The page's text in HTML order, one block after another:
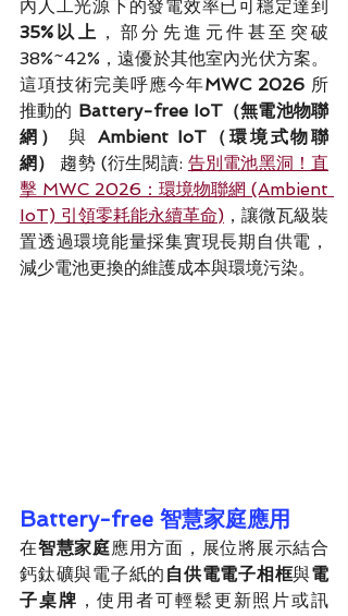
內人工光源下的發電效率已可穩定達到
35%以上 ，部分先進元件甚至突破
38%~42%，遠優於其他室內光伏方案。
這項技術完美呼應今年MWC 2026 所
推動的 Battery-free IoT（無電池物聯
網）
與 Ambient IoT（環境式物聯
網）
趨勢 (衍生閱讀: 告別電池黑洞！直
擊 MWC 2026：環境物聯網 (Ambient
IoT) 引領零耗能永續革命) ，讓微瓦級裝
置透過環境能量採集實現長期自供電，
減少電池更換的維護成本與環境污染。
Battery-free 智慧家庭應用
在智慧家庭應用方面，展位將展示結合
鈣鈦礦與電子紙的 自供電電子相框與電
子桌牌 ，使用者可輕鬆更新照片或訊